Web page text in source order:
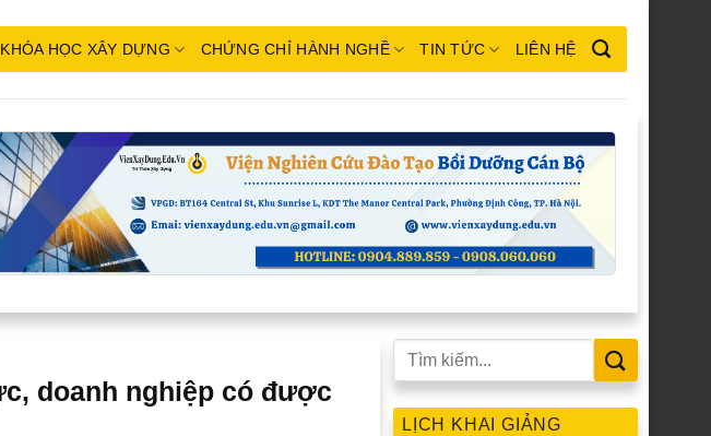
KHÓA HỌC XÂY DỰNG CHỨNG CHỈ HÀNH NGHỀ TIN TỨC LIÊN HỆ
doanh nghiệp có được
LỊCH KHAI GIẢNG